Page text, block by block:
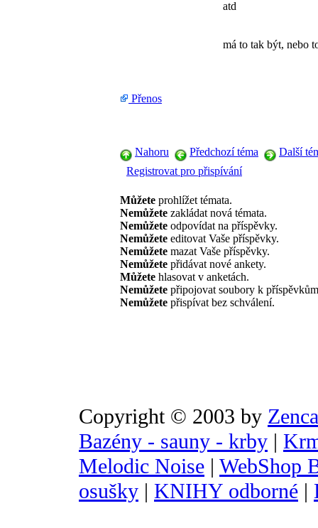
atd
má to tak být, nebo
Přenos
Nahoru Předchozí téma
Další
Registrovat pro přispívání
Můžete prohlížet témata.
Nemůžete zakládat nová témata.
Nemůžete odpovídat na příspěvky.
Nemůžete editovat Vaše příspěvky.
Nemůžete mazat Vaše příspěvky.
Nemůžete přidávat nové ankety.
Můžete hlasovat v anketách.
Nemůžete připojovat soubory k
Nemůžete přispívat bez schválení.
Copyright © 2003 by
Bazény - sauny - krby |
Melodic Noise | WebShop
osušky | KNIHY odborné |